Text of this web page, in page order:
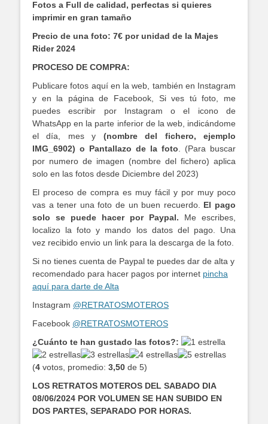
Fotos a Full de calidad, perfectas si quieres
imprimir en gran tamaño
Precio de una foto: 7€ por unidad de la Majes
Rider 2024
PROCESO DE COMPRA:
Publicare fotos aquí en la web, también en Instagram
y en la página de Facebook, Si ves tú foto, me
puedes escribir por Instagram o el icono de
WhatsApp en la parte inferior de la web, indicándome
el día, mes y (nombre del fichero, ejemplo
IMG_6902) o Pantallazo de la foto . (Para buscar
por numero de imagen (nombre del fichero) aplica
solo en las fotos desde Diciembre del 2023)
El proceso de compra es muy fácil y por muy poco
vas a tener una foto de un buen recuerdo. El pago
solo se puede hacer por Paypal. Me escribes,
localizo la foto y mando los datos del pago. Una
vez recibido envio un link para la descarga de la foto.
Si no tienes cuenta de Paypal te puedes dar de alta y
recomendado para hacer pagos por internet pincha
aquí para darte de Alta
Instagram @RETRATOSMOTEROS
Facebook @RETRATOSMOTEROS
¿Cuánto te han gustado las fotos?:
(4 votos, promedio: 3,50 de 5)
LOS RETRATOS MOTEROS DEL SABADO DIA
08/06/2024 POR VOLUMEN SE HAN SUBIDO EN
DOS PARTES, SEPARADO POR HORAS.